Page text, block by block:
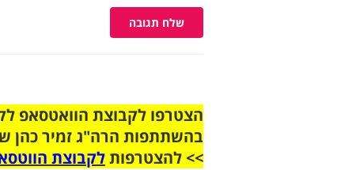
שלח תגובה
בהשתתפות הרה"ג זמיר כהן
>> להצטרפותלקבוצת